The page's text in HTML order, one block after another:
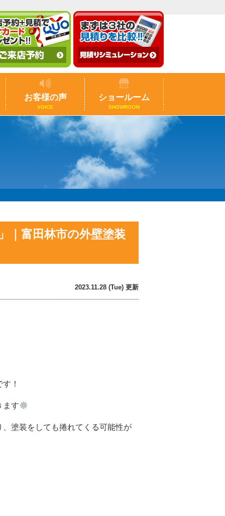
お客様の声
VOICE
ショールーム
SHOWROOM
｜富田林市の外壁塗装
2023.11.28 (Tue) 更新
！
ます
塗装をしても捲れてくる可能性が